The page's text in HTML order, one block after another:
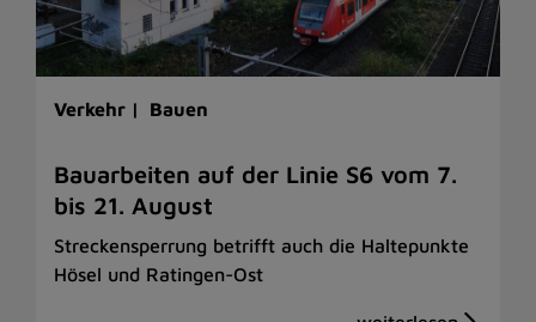
Verkehr | Bauen
Bauarbeiten auf der Linie S6 vom 7.
bis 21. August
Streckensperrung betrifft auch die Haltepunkte
Hösel und Ratingen-Ost